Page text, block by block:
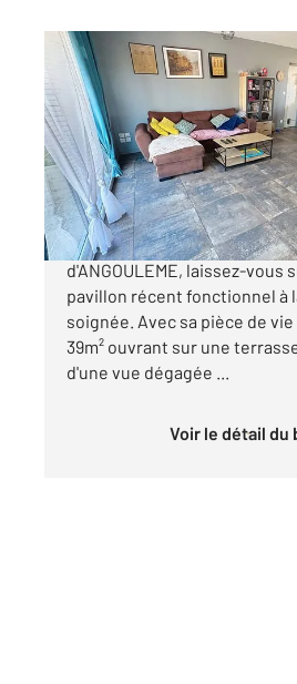
ST SATURNIN 16
81,24 m
, 4 pièces
Ref : 8175
Maison à vendre
195 810 €
C en EXCLUSIVITE - Au
d'ANGOULEME, laissez-vous
pavillon récent fonctionnel à
soignée. Avec sa pièce de
39m² ouvrant sur une
d'une vue dégagée ...
Voir le détail du